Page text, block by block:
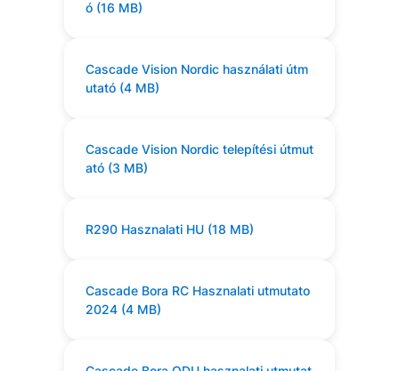
ó (16 MB)
Cascade Vision Nordic használati útm
utató (4 MB)
Cascade Vision Nordic telepítési útmut
ató (3 MB)
R290 Hasznalati HU (18 MB)
Cascade Bora RC Hasznalati utmutato
2024 (4 MB)